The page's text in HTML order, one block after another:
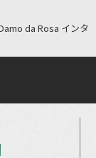
da Rosa インタ